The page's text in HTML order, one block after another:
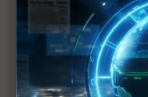
美光大舉投資
乎預期
GPU、ASIC伺服
年